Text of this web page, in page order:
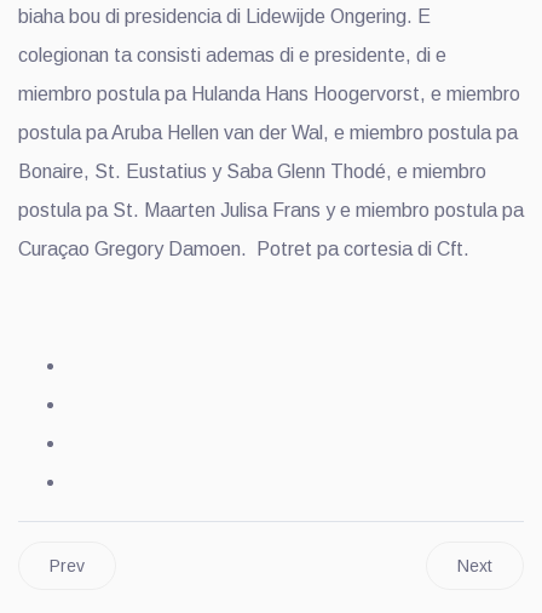
biaha bou di presidencia di Lidewijde Ongering. E
colegionan ta consisti ademas di e presidente, di e
miembro postula pa Hulanda Hans Hoogervorst, e miembro
postula pa Aruba Hellen van der Wal, e miembro postula pa
Bonaire, St. Eustatius y Saba Glenn Thodé, e miembro
postula pa St. Maarten Julisa Frans y e miembro postula pa
Curaçao Gregory Damoen. Potret pa cortesia di Cft.
Prev Next